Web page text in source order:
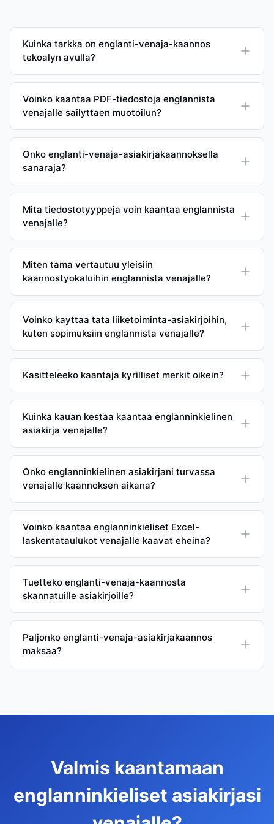
Kuinka tarkka on englanti-venaja-kaannos
tekoalyn avulla?
Voinko kaantaa PDF-tiedostoja englannista
venajalle sailyttaen muotoilun?
Onko englanti-venaja-asiakirjakaannoksella
sanaraja?
Mita tiedostotyyppeja voin kaantaa englannista
venajalle?
Miten tama vertautuu yleisiin
kaannostyokaluihin englannista venajalle?
Voinko kayttaa tata liiketoiminta-asiakirjoihin,
kuten sopimuksiin englannista venajalle?
Kasitteleeko kaantaja kyrilliset merkit oikein?
Kuinka kauan kestaa kaantaa englanninkielinen
asiakirja venajalle?
Onko englanninkielinen asiakirjani turvassa
venajalle kaannoksen aikana?
Voinko kaantaa englanninkieliset Excel-
laskentataulukot venajalle kaavat eheina?
Tuetteko englanti-venaja-kaannosta
skannatuille asiakirjoille?
Paljonko englanti-venaja-asiakirjakaannos
maksaa?
Valmis kaantamaan
englanninkieliset asiakirjasi